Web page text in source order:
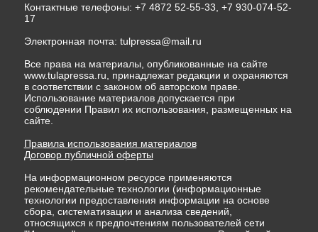
Контактные телефоны: +7 4872 52-55-33, +7 930-074-52-
17
Электронная почта: tulpressa@mail.ru
Все права на материалы, опубликованные на сайте
www.tulapressa.ru, принадлежат редакции и охраняются
в соответствии с законом об авторском праве.
Использование материалов допускается при
соблюдении Правил их использования, размещенных на
сайте.
Правила использования материалов
Договор публичной оферты
На информационном ресурсе применяются
рекомендательные технологии (информационные
технологии предоставления информации на основе
сбора, систематизации и анализа сведений,
относящихся к предпочтениям пользователей сети